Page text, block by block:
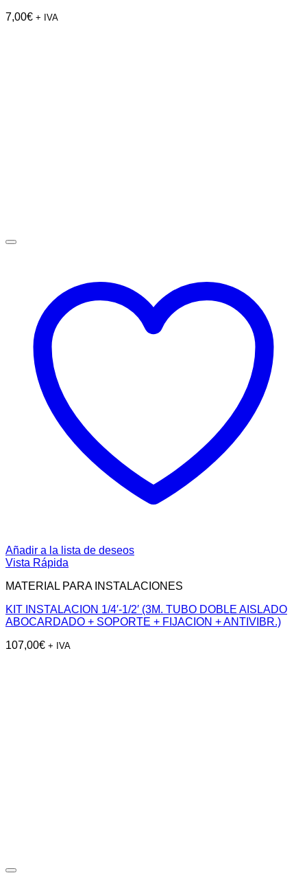
7,00€ + IVA
Añadir a la lista de deseos
Vista Rápida
MATERIAL PARA INSTALACIONES
KIT INSTALACION 1/4′-1/2′ (3M. TUBO DOBLE AISLADO
ABOCARDADO + SOPORTE + FIJACION + ANTIVIBR.)
107,00€ + IVA